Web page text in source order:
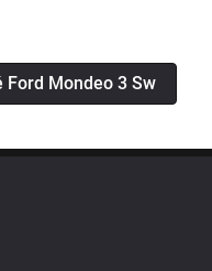
fait massive. Grande,
en conséquence d'être
mais aussi bien
routières sont
mener sur petites
Il existe une version
Mondeo 3 Sw